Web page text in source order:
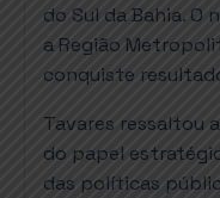
do Sul da Bahia. O
a Região
conquiste
Tavares ressaltou
do papel
das políticas